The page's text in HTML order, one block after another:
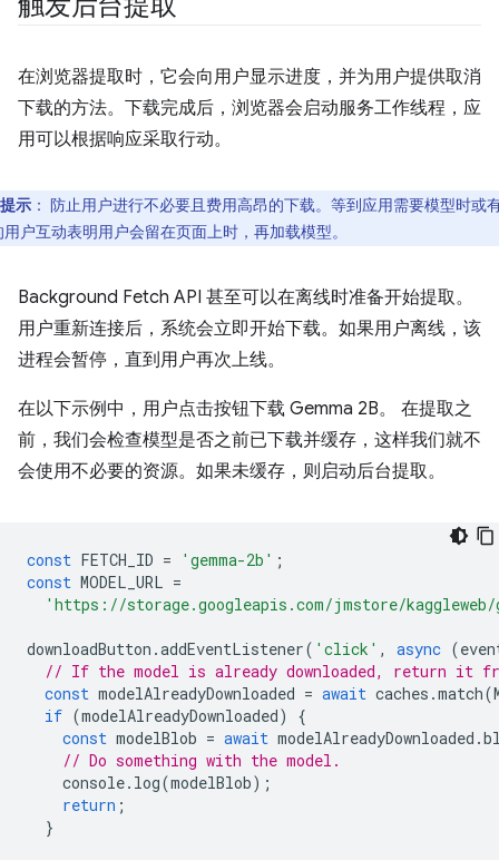
在浏览器提取时，它会向用户显示进度，并为用户提供取消
下载的方法。下载完成后，浏览器会启动服务工作线程，应
用可以根据响应采取行动。
提示 ： 防止用户进行不必要且费用高昂的下载。等到应用需要模型时或
户互动表明用户会留在页面上时，再加载模型。
Background Fetch API 甚至可以在离线时准备开始提取。
用户重新连接后，系统会立即开始下载。如果用户离线，该
进程会暂停，直到用户再次上线。
在以下示例中，用户点击按钮下载 Gemma 2B。 在提取之
前，我们会检查模型是否之前已下载并缓存，这样我们就不
会使用不必要的资源。如果未缓存，则启动后台提取。
const FETCH_ID = 'gemma-2b' ;
const MODEL_URL =
'https://storage.googleapis.com/jmstore/
downloadButton .addEventListener( 'click' , async (
// If the model is already downloaded, return it
const modelAlreadyDownloaded = await caches .match(
if (modelAlreadyDownloaded)
{
const modelBlob = await modelAlreadyDownloaded .
// Do something with the model.
console. log(modelBlob);
return ;
}